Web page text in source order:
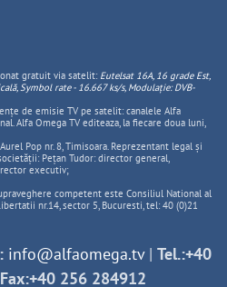
gratuit via satelit: Eutelsat 16A, 16 grade Est,
lă, Symbol rate - 16.667 ks/s, Modulație: DVB-
de emisie TV pe satelit: canalele Alfa
Alfa Omega TV editeaza, la fiecare doua luni,
Pop nr. 8, Timisoara. Reprezentant legal și
Pețan Tudor: director general,
executiv;
competent este Consiliul National al
nr.14, sector 5, Bucuresti, tel: 40 (0)21
info@alfaomega.tv| Tel.:+40
Fax:+40 256 284912